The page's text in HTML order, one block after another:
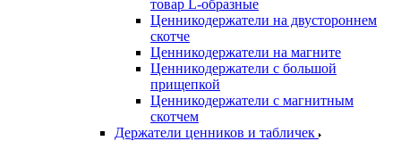
товар L-образные
Ценникодержатели на двустороннем
скотче
Ценникодержатели на магните
Ценникодержатели с большой
прищепкой
Ценникодержатели с магнитным
скотчем
Держатели ценников и табличек